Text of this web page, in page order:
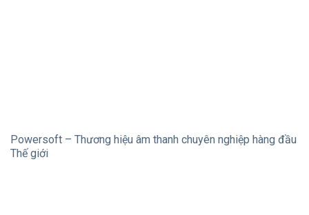
Powersoft – Thương hiệu âm thanh chuyên nghiệp hàng đầu
Thế giới